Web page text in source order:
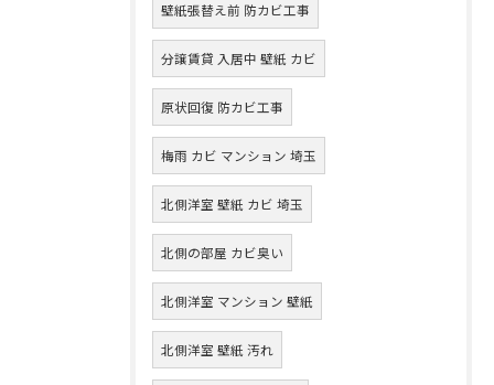
壁紙張替え前 防カビ工事
分譲賃貸 入居中 壁紙 カビ
原状回復 防カビ工事
梅雨 カビ マンション 埼玉
北側洋室 壁紙 カビ 埼玉
北側の部屋 カビ臭い
北側洋室 マンション 壁紙
北側洋室 壁紙 汚れ